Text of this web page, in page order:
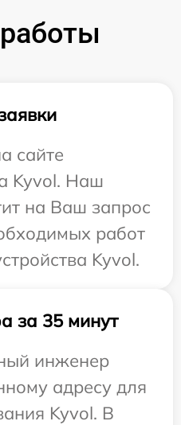
сайте
Kyvol. Наш
на Ваш запрос
работ
Kyvol.
за 35 минут
инженер
адресу для
Kyvol. В